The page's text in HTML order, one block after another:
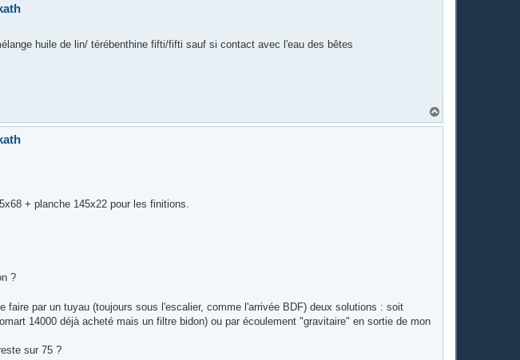
huile de lin/ térébenthine fifti/fifti sauf si contact avec l'eau des bêtes
a
+ planche 145x22 pour les finitions.
?
faire par un tuyau (toujours sous l'escalier, comme l'arrivée BDF) deux solutions : soit
14000 déjà acheté mais un filtre bidon) ou par écoulement "gravitaire" en sortie de mon
sur 75 ?